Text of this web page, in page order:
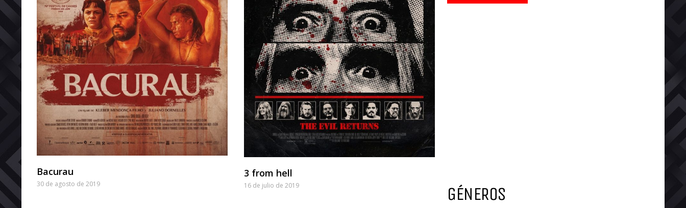
Bacurau
30 de agosto de 2019
3 from hell
16 de julio de 2019 GÉNEROS